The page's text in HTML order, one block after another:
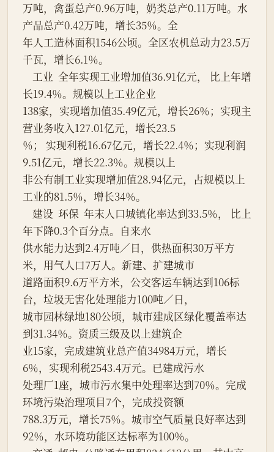
万吨，禽蛋总产0.96万吨，奶类总产0.11万吨。水
产品总产0.42万吨，增长35％。全
年人工造林面积1546公顷。全区农机总动力23.5万
千瓦，增长6.1％。
长19.4％。规模以上工业企业
138家，实现增加值35.49亿元，增长26％；实现主
营业务收入127.01亿元，增长23.5
％； 实现利税16.67亿元，增长22.4％；实现利润
9.51亿元，增长22.3％。规模以上
非公有制工业实现增加值28.94亿元，占规模以上
工业的81.5％，增长34％。
年下降0.3个百分点。自来水
供水能力达到2.4万吨／日，供热面积30万平方
米，用气人口7万人。新建、扩建城市
道路面积9.6万平方米，公交客运车辆达到106标
台，垃圾无害化处理能力100吨／日，
城市园林绿地180公顷，城市建成区绿化覆盖率达
到31.34％。资质三级及以上建筑企
业15家，完成建筑业总产值34984万元，增长
6％，实现利税2543.4万元。已建成污水
处理厂1座，城市污水集中处理率达到70％。完成
环境污染治理项目7个，完成投资额
788.3万元，增长75％。城市空气质量良好率达到
92％，水环境功能区达标率为100％。